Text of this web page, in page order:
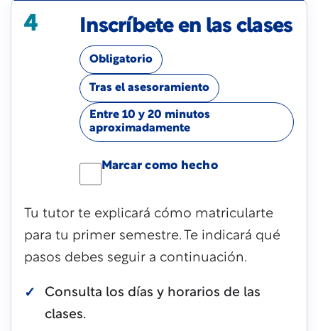
4 Inscríbete en las clases
Obligatorio
Tras el asesoramiento
Entre 10 y 20 minutos
aproximadamente
Marcar como hecho
Tu tutor te explicará cómo matricularte
para tu primer semestre. Te indicará qué
pasos debes seguir a continuación.
Consulta los días y horarios de las
clases.